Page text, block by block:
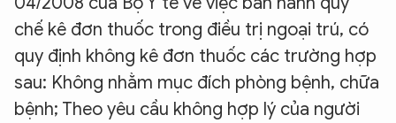
chế kê đơn thuốc trong điều trị ngoại trú, có
quy định không kê đơn thuốc các trường hợp
sau: Không nhằm mục đích phòng bệnh, chữa
bệnh; Theo yêu cầu không hợp lý của người